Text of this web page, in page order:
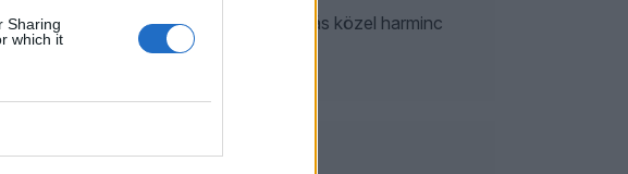
Sharing
which it
téma a hazai kereskedelmi televíziózás közel harminc